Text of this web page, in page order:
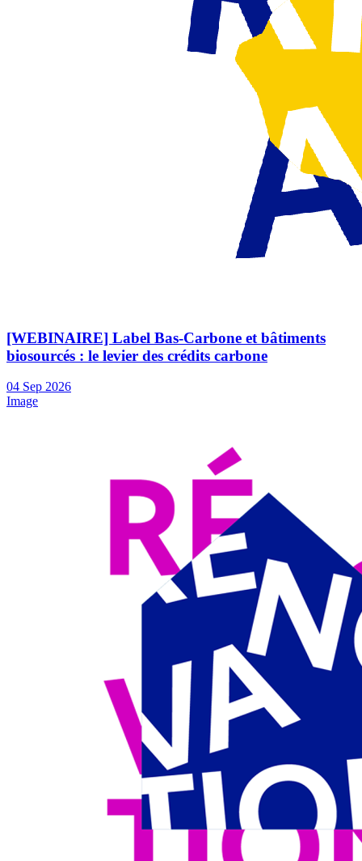
[WEBINAIRE] Label Bas-Carbone et bâtiments
biosourcés : le levier des crédits carbone
04 Sep 2026
Image